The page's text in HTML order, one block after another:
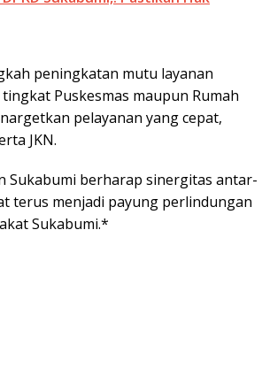
peningkatan mutu layanan
Puskesmas maupun Rumah
pelayanan yang cepat,
JKN.
Sukabumi berharap sinergitas antar-
terus menjadi payung perlindungan
Sukabumi.*